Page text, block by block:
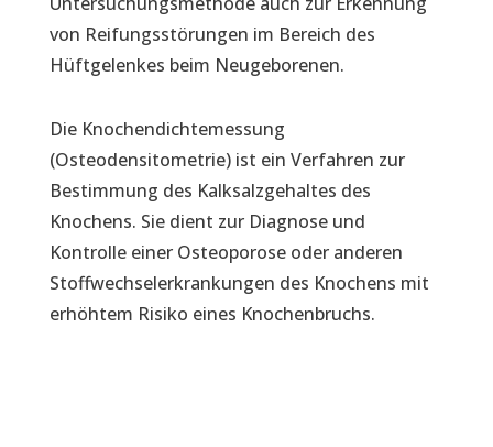
von Reifungsstörungen im Bereich des
Hüftgelenkes beim Neugeborenen.
Die Knochendichtemessung
(Osteodensitometrie) ist ein Verfahren zur
Bestimmung des Kalksalzgehaltes des
Knochens. Sie dient zur Diagnose und
Kontrolle einer Osteoporose oder anderen
Stoffwechselerkrankungen des Knochens mit
erhöhtem Risiko eines Knochenbruchs.